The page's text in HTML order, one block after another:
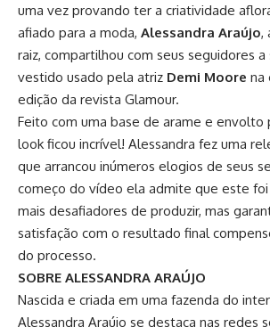
uma vez provando ter a criatividade
afiado para a moda, Alessandra Araújo,
raiz, compartilhou com seus seguidores
vestido usado pela atriz Demi Moore na
edição da revista Glamour.
Feito com uma base de arame e envolto
look ficou incrível! Alessandra fez uma
que arrancou inúmeros elogios de seus
começo do vídeo ela admite que este
mais desafiadores de produzir, mas
satisfação com o resultado final
do processo.
SOBRE ALESSANDRA ARAÚJO
Nascida e criada em uma fazenda do
Alessandra Araújo se destaca nas redes